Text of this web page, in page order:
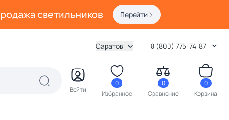
светильников Перейти
Саратов 8 (800) 775-74-87
Войти
0
Избранное
0
Сравнение
0
Корзина